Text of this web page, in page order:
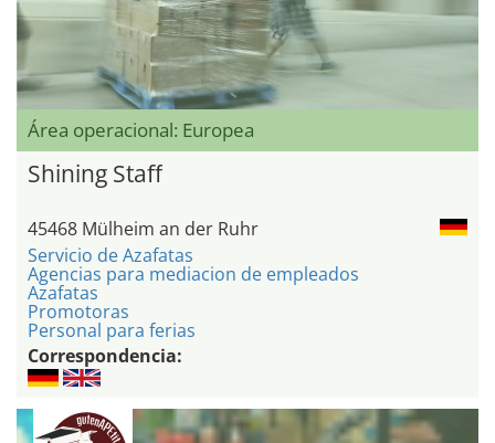
Área operacional: Europea
Shining Staff
45468 Mülheim an der Ruhr
Servicio de Azafatas
Agencias para mediacion de empleados
Azafatas
Promotoras
Personal para ferias
Correspondencia: